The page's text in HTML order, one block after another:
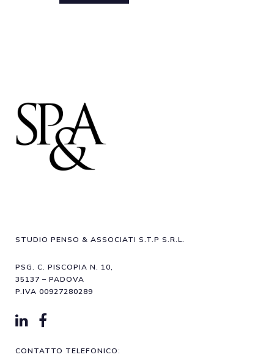
STUDIO PENSO & ASSOCIATI S.T.P S.R.L.
PSG. C. PISCOPIA N. 10,
35137 – PADOVA
P.IVA 00927280289
CONTATTO TELEFONICO: